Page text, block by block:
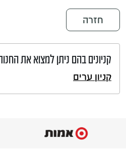
חזרה
קניונים בהם ניתן למצוא את
קניון ערים